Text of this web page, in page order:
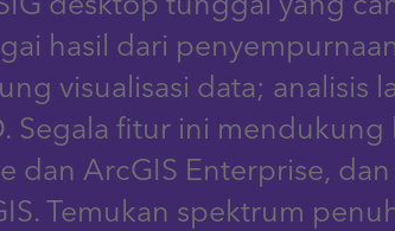
hasil dari
visualisasi data;
Segala fitur ini
dan ArcGIS Enterprise,
Temukan spektrum